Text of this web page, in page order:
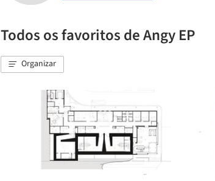
Todos os favoritos de Angy EP
Organizar